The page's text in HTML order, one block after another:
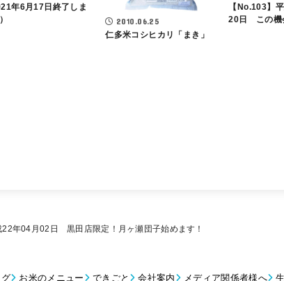
年6月17日終了しま
2010.06.25
仁多米コシヒカリ「まき」
【No.103】
20日 この機
22年04月02日 黒田店限定！月ヶ瀬団子始めます！
お米のメニュー できごと 会社案内 メディア関係者様へ